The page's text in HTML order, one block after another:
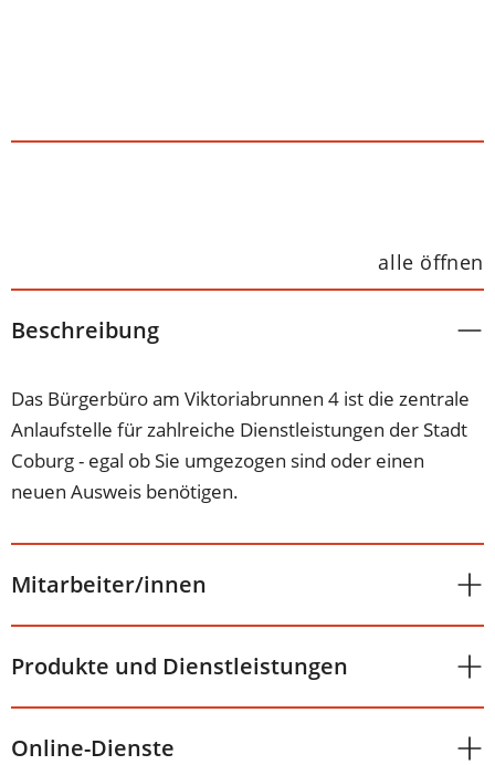
alle öffnen
Beschreibung
Das Bürgerbüro am Viktoriabrunnen 4 ist die zentrale
Anlaufstelle für zahlreiche Dienstleistungen der Stadt
Coburg - egal ob Sie umgezogen sind oder einen
neuen Ausweis benötigen.
Mitarbeiter/innen
Produkte und Dienstleistungen
Online-Dienste